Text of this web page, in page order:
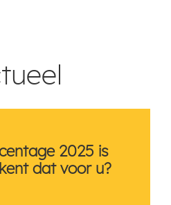
2025 is
dat voor u?